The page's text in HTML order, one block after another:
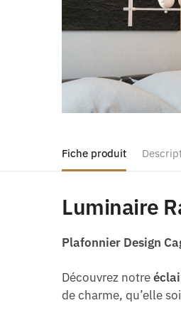
Fiche produit
Luminaire
Plafonnier Design
Découvrez notre
de charme, qu’elle